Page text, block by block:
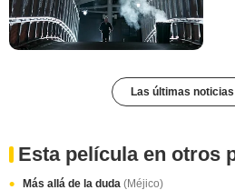
Las últimas
Esta película en otros
Más allá de la duda (Méjico)